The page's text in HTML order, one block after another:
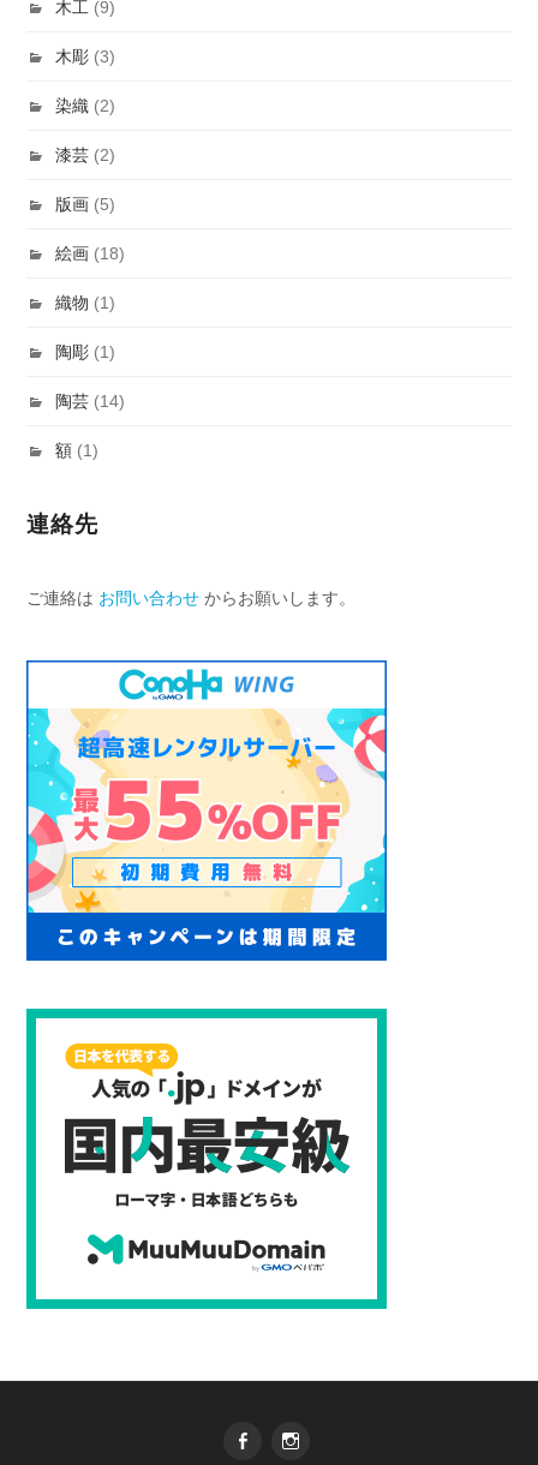
木工 (9)
木彫 (3)
染織 (2)
漆芸 (2)
版画 (5)
絵画 (18)
織物 (1)
陶彫 (1)
陶芸 (14)
額 (1)
連絡先
ご連絡は お問い合わせ からお願いします。
FacebookInstagram